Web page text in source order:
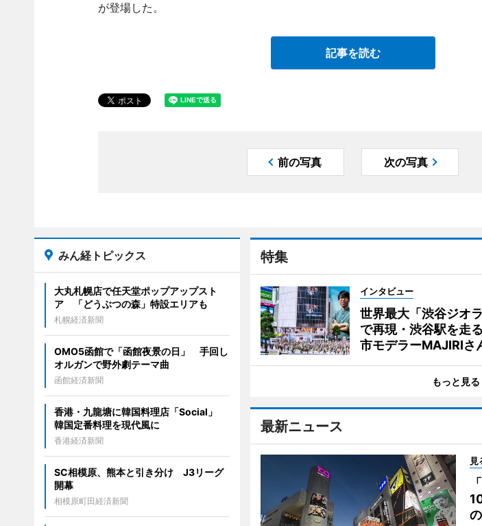
が登場した。
記事を読む
前の写真 次の写真
特集
インタビュー
世界最大「渋谷ジオ
で再現・渋谷駅を走
市モデラーMAJIRIさ
もっと見る
最新ニュース
見
みん経トピックス
大丸札幌店で任天堂ポップアップスト
ア 「どうぶつの森」特設エリアも
札幌経済新聞
OMO5函館で「函館夜景の日」 手回し
オルガンで野外劇テーマ曲
函館経済新聞
香港・九龍塘に韓国料理店「Social」
韓国定番料理を現代風に
香港経済新聞
SC相模原、熊本と引き分け J3リーグ
開幕
相模原町田経済新聞